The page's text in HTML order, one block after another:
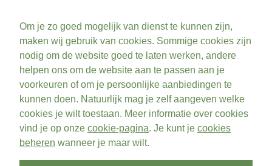
Om je zo goed mogelijk van dienst te kunnen zijn,
maken wij gebruik van cookies. Sommige cookies zijn
nodig om de website goed te laten werken, andere
helpen ons om de website aan te passen aan je
voorkeuren of om je persoonlijke aanbiedingen te
kunnen doen. Natuurlijk mag je zelf aangeven welke
cookies je wilt toestaan. Meer informatie over cookies
vind je op onze cookie-pagina. Je kunt je cookies
beheren wanneer je maar wilt.